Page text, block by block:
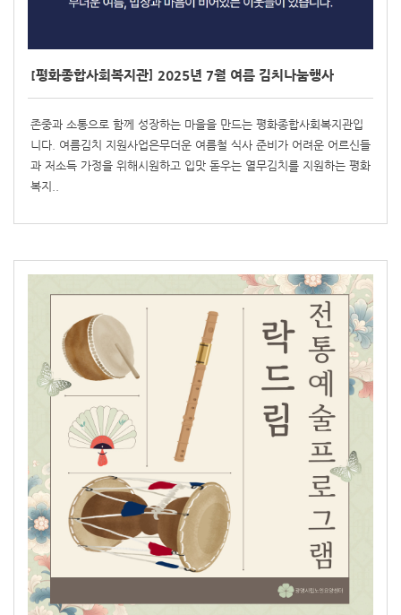
[평화종합사회복지관] 2025년 7월 여름 김치나눔행사
존중과 소통으로 함께 성장하는 마을을 만드는 평화종합사회복지관입
니다. 여름김치 지원사업은무더운 여름철 식사 준비가 어려운 어르신들
과 저소득 가정을 위해시원하고 입맛 돋우는 열무김치를 지원하는 평화
복지..